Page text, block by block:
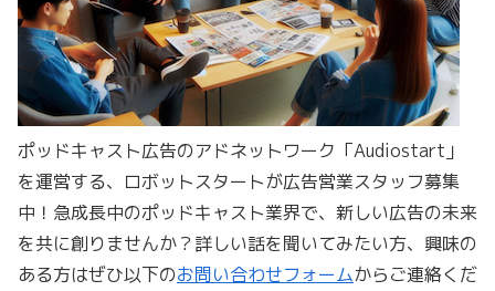
ポッドキャスト広告のアドネットワーク「Audiostart」
を運営する、ロボットスタートが広告営業スタッフ募集
中！急成長中のポッドキャスト業界で、新しい広告の未来
を共に創りませんか？詳しい話を聞いてみたい方、興味の
ある方はぜひ以下のお問い合わせフォームからご連絡くだ